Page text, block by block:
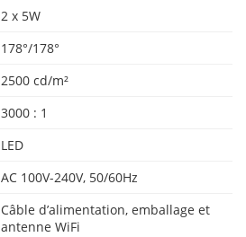
2 x 5W
178°/178°
2500 cd/m²
3000 : 1
LED
AC 100V-240V, 50/60Hz
Câble d’alimentation, emballage et
antenne WiFi